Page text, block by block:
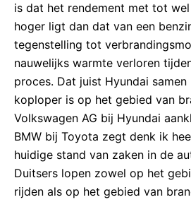
is dat het rendement met tot
hoger ligt dan dat van een
tegenstelling tot
nauwelijks warmte verloren
proces. Dat juist Hyundai
koploper is op het gebied van
Volkswagen AG bij Hyundai
BMW bij Toyota zegt denk ik
huidige stand van zaken in de
Duitsers lopen zowel op het
rijden als op het gebied van